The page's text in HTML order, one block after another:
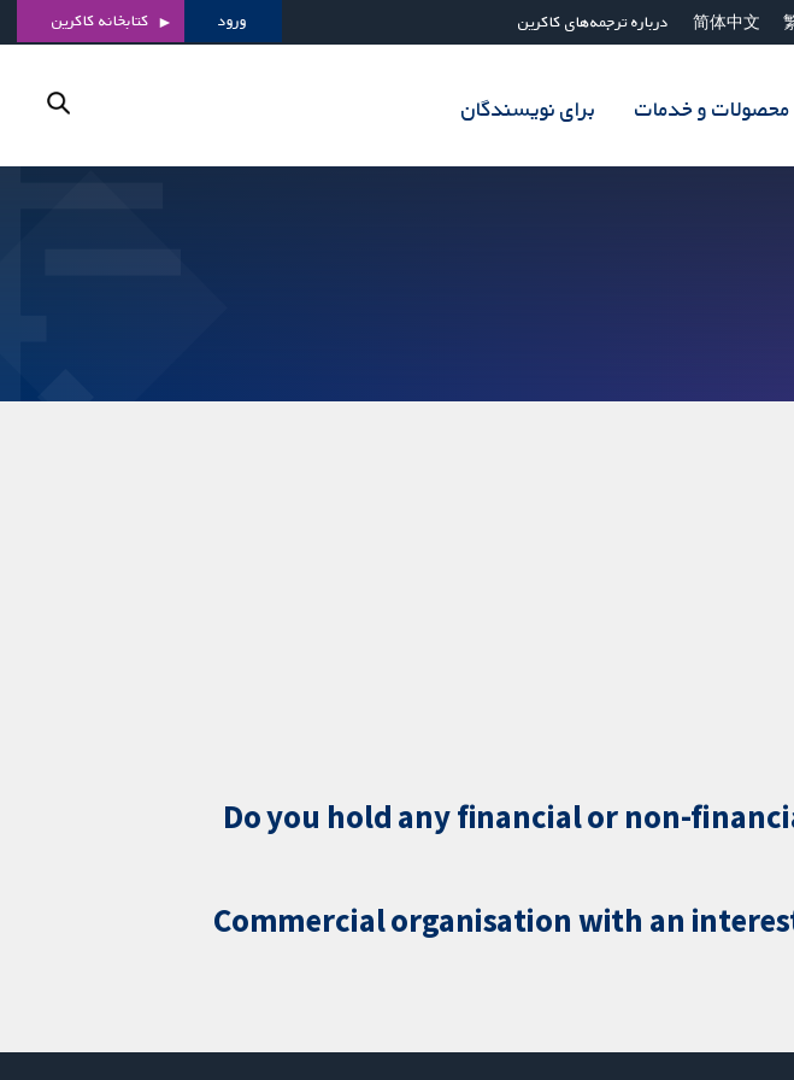
简体中文 درباره ترجمه‌های کاکرین ورود کتابخانه کاکرین
محصولات و خدمات برای نویسندگان